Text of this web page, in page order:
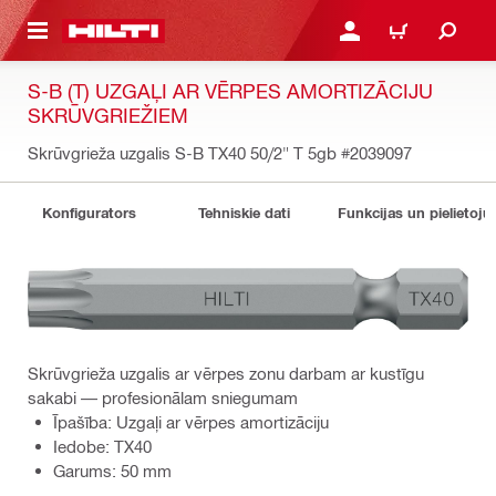
SATURU PIESLĒGTIES VAI
IEPIRKŠANĀS
S-B (T) UZGAĻI AR VĒRPES AMORTIZĀCIJU
SKRŪVGRIEŽIEM
Skrūvgrieža uzgalis S-B TX40 50/2" T 5gb #2039097
Konfigurators Tehniskie dati Funkcijas un
Skrūvgrieža uzgalis ar vērpes zonu darbam ar kustīgu
sakabi — profesionālam sniegumam
Īpašība: Uzgaļi ar vērpes amortizāciju
Iedobe: TX40
Garums: 50 mm